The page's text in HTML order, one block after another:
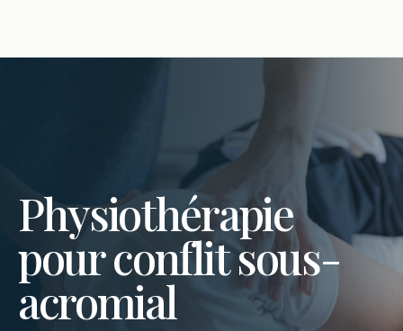
Physiothérapie
pour conflit sous-
acromial